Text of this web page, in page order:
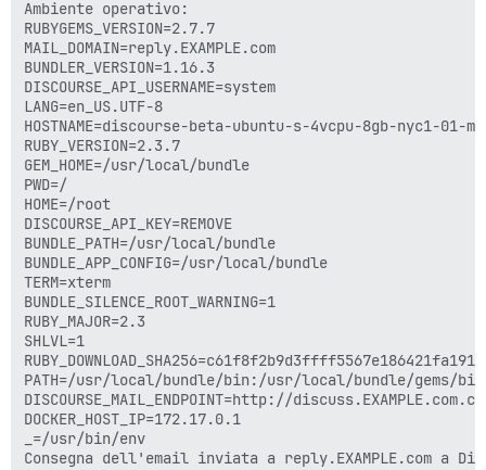
Ambiente operativo:
RUBYGEMS_VERSION=2.7.7
MAIL_DOMAIN=reply.EXAMPLE.com
BUNDLER_VERSION=1.16.3
DISCOURSE_API_USERNAME=system
LANG=en_US.UTF-8
HOSTNAME=discourse-beta-ubuntu-s-4vcpu-8gb-nyc1-01-
RUBY_VERSION=2.3.7
GEM_HOME=/usr/local/bundle
PWD=/
HOME=/root
DISCOURSE_API_KEY=REMOVE
BUNDLE_PATH=/usr/local/bundle
BUNDLE_APP_CONFIG=/usr/local/bundle
TERM=xterm
BUNDLE_SILENCE_ROOT_WARNING=1
RUBY_MAJOR=2.3
SHLVL=1
PATH=/usr/local/bundle/bin:/usr/local/bundle/
DISCOURSE_MAIL_ENDPOINT=http://
DOCKER_HOST_IP=172.17.0.1
_=/usr/bin/env
Consegna dell'email inviata a reply.EXAMPLE.com a